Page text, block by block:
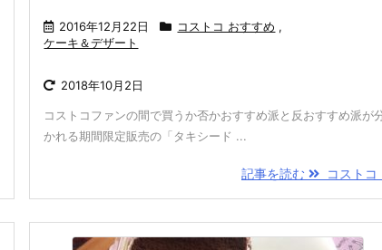
2016年12月22日 コストコ おすすめ ,
ケーキ＆デザート
2018年10月2日
コストコファンの間で買うか否かおすすめ派と反おすすめ派が
かれる期間限定販売の「タキシード ...
記事を読む コストコ